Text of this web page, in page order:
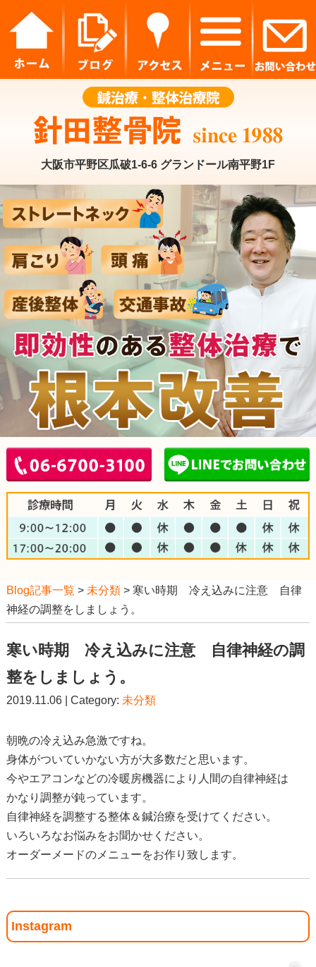
大阪市平野区瓜破1-6-6 グランドール南平野1F
Blog記事一覧 > 未分類 > 寒い時期 冷え込みに注意 自律
神経の調整をしましょう。
寒い時期 冷え込みに注意 自律神経の調
整をしましょう。
2019.11.06 | Category: 未分類
朝晩の冷え込み急激ですね。
身体がついていかない方が大多数だと思います。
今やエアコンなどの冷暖房機器により人間の自律神経は
かなり調整が鈍っています。
自律神経を調整する整体＆鍼治療を受けてください。
いろいろなお悩みをお聞かせください。
オーダーメードのメニューをお作り致します。
Instagram